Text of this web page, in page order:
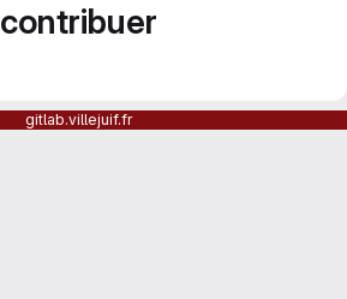
contribuer
gitlab.villejuif.fr